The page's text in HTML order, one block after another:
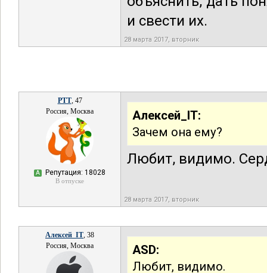
и свести их.
28 марта 2017, вторник
РТТ, 47
Россия, Москва
А Репутация: 18028
В отпуске
Алексей_IT:
Зачем она ему?
Любит, видимо.
28 марта 2017, вторник
Алексей_IT, 38
Россия, Москва
ASD:
Любит, видимо.